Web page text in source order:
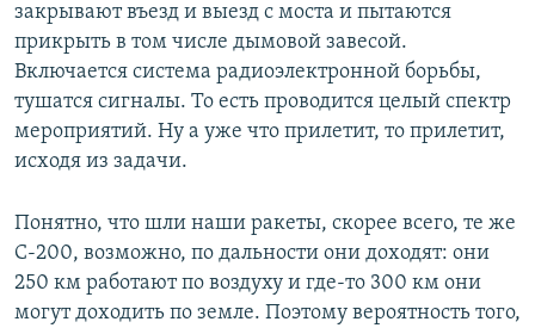
закрывают въезд и выезд с моста и пытаются
прикрыть в том числе дымовой завесой.
Включается система радиоэлектронной борьбы,
тушатся сигналы. То есть проводится целый спектр
мероприятий. Ну а уже что прилетит, то прилетит,
исходя из задачи.
Понятно, что шли наши ракеты, скорее всего, те же
С-200, возможно, по дальности они доходят: они
250 км работают по воздуху и где-то 300 км они
могут доходить по земле. Поэтому вероятность того,